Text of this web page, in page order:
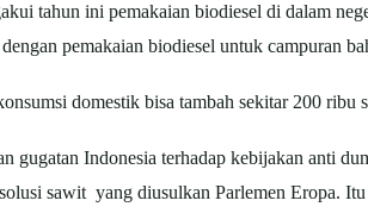
tahun ini pemakaian biodiesel di dalam
pemakaian biodiesel untuk campuran
domestik bisa tambah sekitar 200
gugatan Indonesia terhadap kebijakan anti
sawit yang diusulkan Parlemen Eropa.